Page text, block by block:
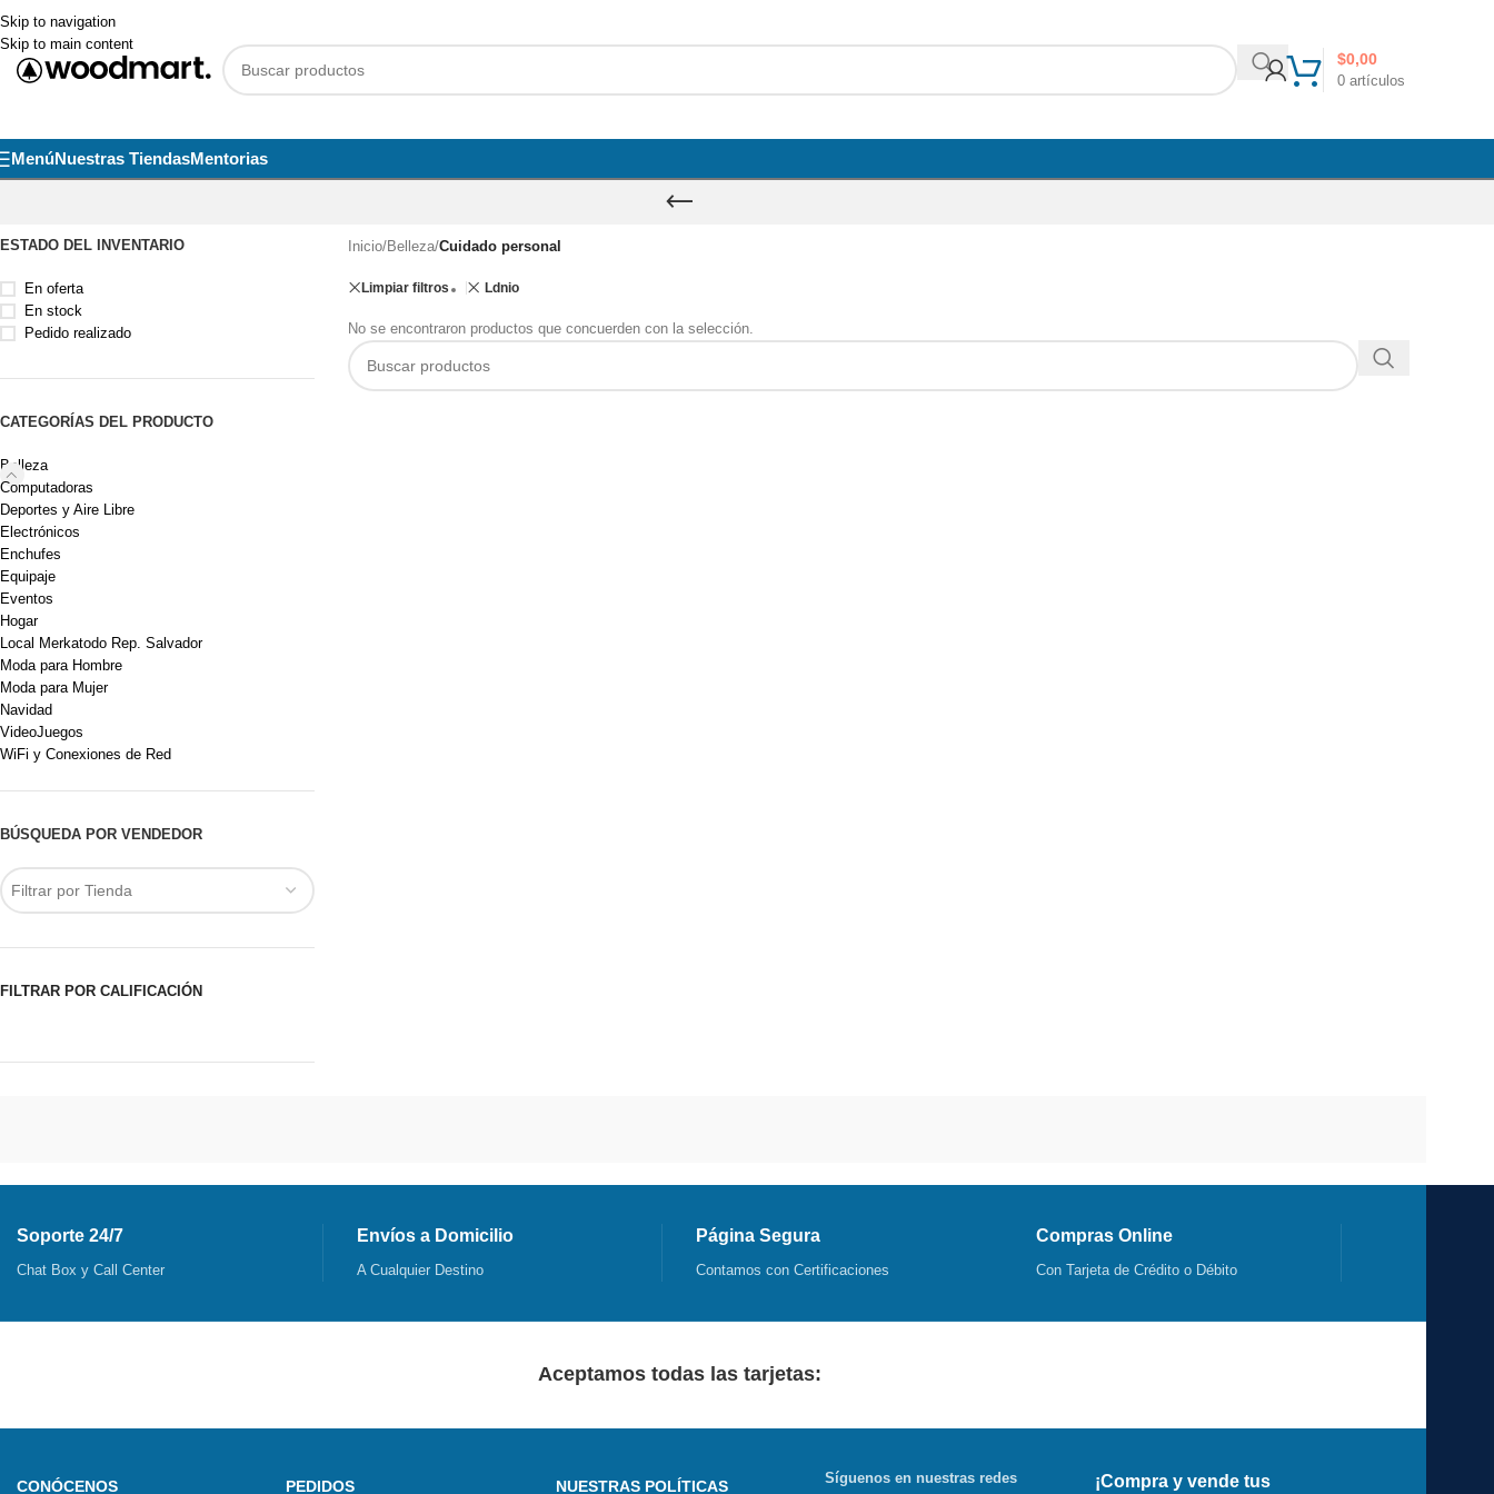
Skip to navigation
Skip to main content
0artículos
$0,00
MenúNuestras TiendasMentorias
ESTADO DEL INVENTARIO
En oferta
En stock
Pedido realizado
CATEGORÍAS DEL PRODUCTO
Belleza
Computadoras
Deportes y Aire Libre
Electrónicos
Enchufes
Equipaje
Eventos
Hogar
Local Merkatodo Rep. Salvador
Moda para Hombre
Moda para Mujer
Navidad
VideoJuegos
WiFi y Conexiones de Red
BÚSQUEDA POR VENDEDOR
Filtrar por Tienda
FILTRAR POR CALIFICACIÓN
Inicio/Belleza/Cuidado personal
Limpiar filtros Ldnio
No se encontraron productos que concuerden con la selección.
Soporte 24/7
Chat Box y Call Center
Envíos a Domicilio
A Cualquier Destino
Página Segura
Contamos con Certificaciones
Compras Online
Con Tarjeta de Crédito o Débito
Aceptamos todas las tarjetas:
CONÓCENOS PEDIDOS NUESTRAS POLÍTICAS
Síguenos en nuestras redes
¡Compra y vende tus